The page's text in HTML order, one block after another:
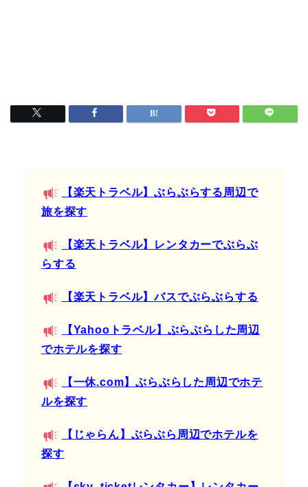
【楽天トラベル】ぶらぶらする周辺で
旅を探す
【楽天トラベル】レンタカーでぶらぶ
らする
【楽天トラベル】バスでぶらぶらする
【Yahooトラベル】ぶらぶらした周辺
でホテルを探す
【一休.com】ぶらぶらした周辺でホテ
ルを探す
【じゃらん】ぶらぶら周辺でホテルを
探す